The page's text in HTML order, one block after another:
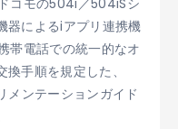
コモの504i／504iSシ
器によるiアプリ連携機
帯電話での統一的なオ
手順を規定した、
メンテーションガイド